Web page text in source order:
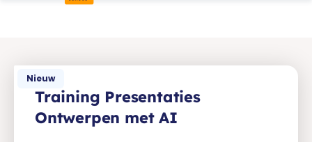
Nieuw
Training Presentaties
Ontwerpen met AI